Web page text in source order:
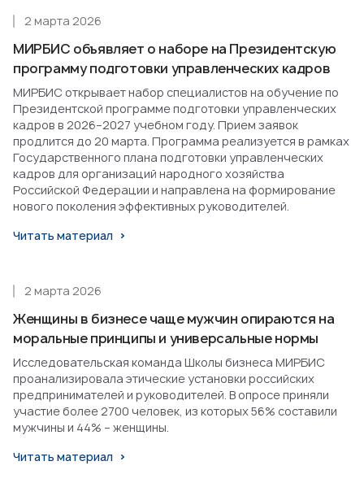
МИРБИС объявляет о наборе на Президентскую
программу подготовки управленческих кадров
2 марта 2026
МИРБИС открывает набор специалистов на обучение по
Президентской программе подготовки управленческих
кадров в 2026–2027 учебном году. Прием заявок
продлится до 20 марта. Программа реализуется в рамках
Государственного плана подготовки управленческих
кадров для организаций народного хозяйства
Российской Федерации и направлена на формирование
нового поколения эффективных руководителей.
Читать материал
Женщины в бизнесе чаще мужчин опираются на
моральные принципы и универсальные нормы
2 марта 2026
Исследовательская команда Школы бизнеса МИРБИС
проанализировала этические установки российских
предпринимателей и руководителей. В опросе приняли
участие более 2700 человек, из которых 56% составили
мужчины и 44% – женщины.
Читать материал